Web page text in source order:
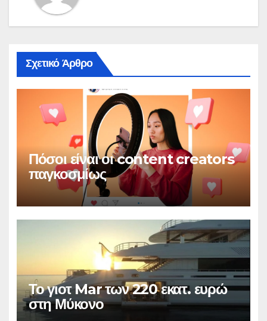
Σχετικό Άρθρο
Πόσοι είναι οι content creators
παγκοσμίως
Το γιοτ Mar των 220 εκατ. ευρώ
στη Μύκονο